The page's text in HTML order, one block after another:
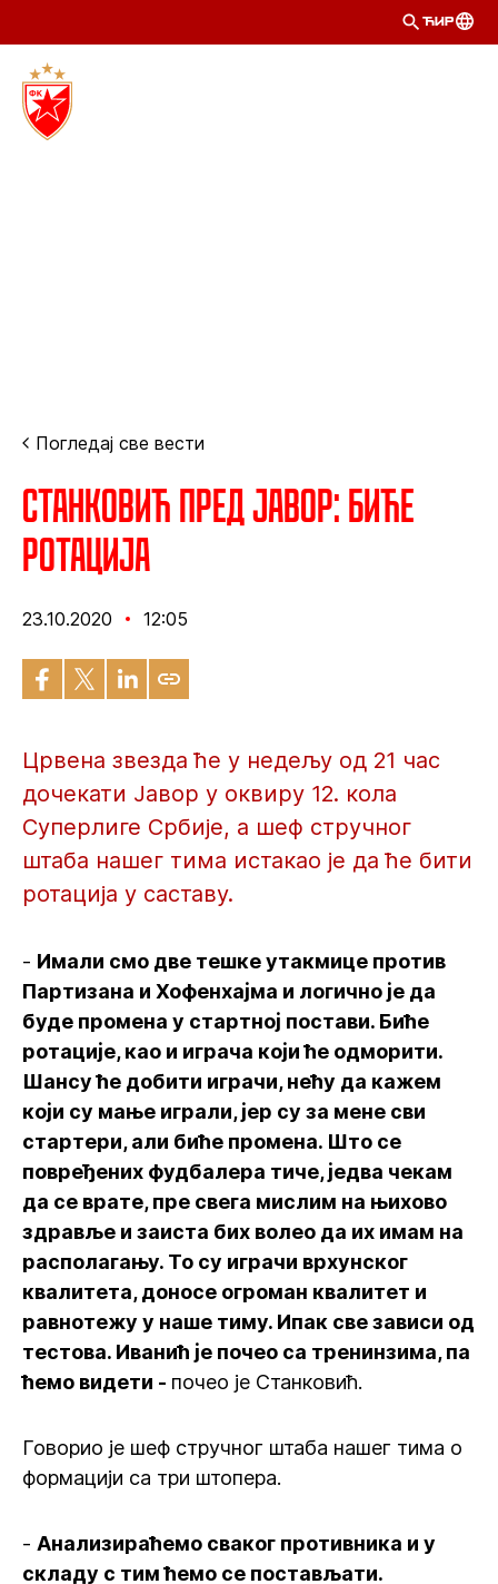
ЋИР
Погледај све вести
Станковић пред Јавор: Биће
ротација
23.10.2020 12:05
Црвена звезда ће у недељу од 21 час
дочекати Јавор у оквиру 12. кола
Суперлиге Србије, а шеф стручног
штаба нашег тима истакао је да ће бити
ротација у саставу.
- Имали смо две тешке утакмице против
Партизана и Хофенхајма и логично је да
буде промена у стартној постави. Биће
ротације, као и играча који ће одморити.
Шансу ће добити играчи, нећу да кажем
који су мање играли, јер су за мене сви
стартери, али биће промена. Што се
повређених фудбалера тиче, једва чекам
да се врате, пре свега мислим на њихово
здравље и заиста бих волео да их имам на
располагању. То су играчи врхунског
квалитета, доносе огроман квалитет и
равнотежу у наше тиму. Ипак све зависи од
тестова. Иванић је почео са тренинзима, па
ћемо видети - почео је Станковић.
Говорио је шеф стручног штаба нашег тима о
формацији са три штопера.
- Анализираћемо сваког противника и у
складу с тим ћемо се постављати.